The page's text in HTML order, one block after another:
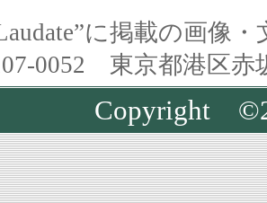
に掲載の画像
0052 東京都港区
Copyright